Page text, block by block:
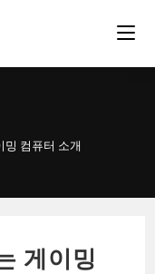
밍 컴퓨터 소개
게이밍